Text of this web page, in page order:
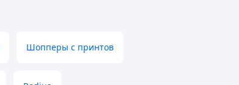
Шопперы с принтов